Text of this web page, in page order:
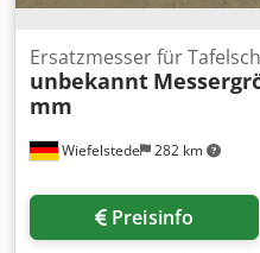
Wiefelstede 282 km
Ersatzmesser für
unbekannt
mm
Preisinfo